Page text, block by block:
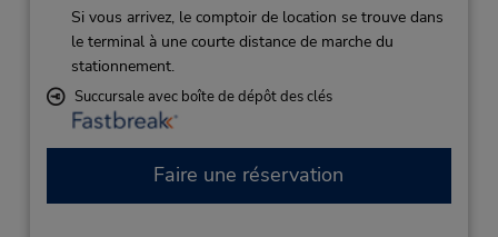
Si vous arrivez, le comptoir de location se trouve dans
le terminal à une courte distance de marche du
stationnement.
Succursale avec boîte de dépôt des clés
Faire une réservation